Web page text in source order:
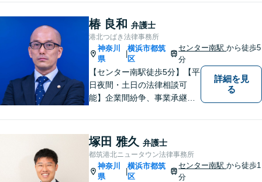
り】負債総額数億円の倒産申
立ての実績あり【完全個室】
【青葉台駅1分】【複数弁護士
在籍】
椿 良和 弁護士
港北つばき法律事務所
神奈川
県
横浜市都筑
区
センター南駅から徒歩5
分
【センター南駅徒歩5分】【平
日夜間・土日の法律相談可
能】企業間紛争、事業承継・
から、インターネットによる
中傷・プライバシー・著作権
被害、いじめ、離婚・相続、
不動産に関わる紛争その他の
個人法務まで幅広い分野の対
詳細を見
る
塚田 雅久 弁護士
都筑港北ニュータウン法律事務所
神奈川
県
横浜市都筑
区
センター南駅から徒歩1
分